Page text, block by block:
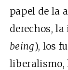
papel de la
derechos,
being), los
liberalismo,